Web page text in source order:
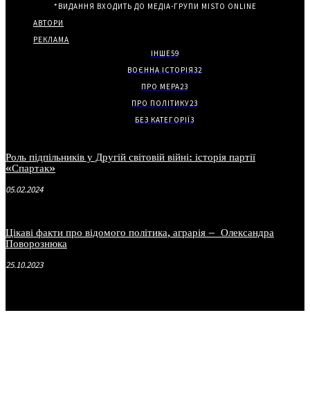
*ВИДАННЯ ВХОДИТЬ ДО МЕДІА-ГРУПИ MISTO ONLINE
АВТОРИ
РЕКЛАМА
ІНШЕ59
ВОЄННА ІСТОРІЯ32
ПРО МЕРА23
ПРО ПОЛІТИКУ23
БЕЗ КАТЕГОРІЇ3
Роль підпільників у Другій світовій війні: історія партії
«Спартак»
05.02.2024
Цікаві факти про відомого політика, аграрія – Олександра
Поворознюка
25.10.2023